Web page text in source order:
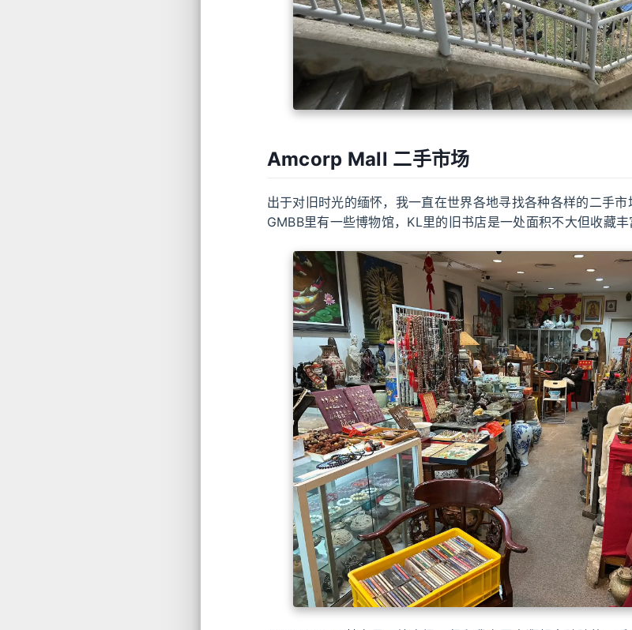
Amcorp Mall 二手市场
出于对旧时光的缅怀，我一直在世界各地寻找各种各样的二手
GMBB里有一些博物馆，KL里的旧书店是一处面积不大但收藏丰